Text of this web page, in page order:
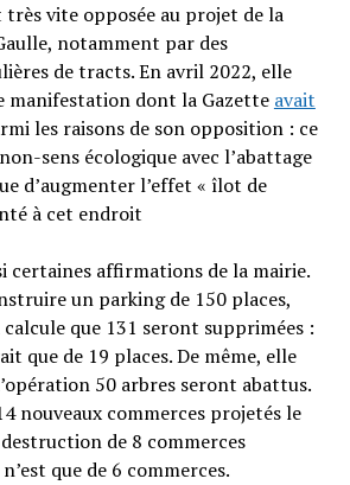
très vite opposée au projet de la
notamment par des
de tracts. En avril 2022, elle
manifestation dont la Gazette avait
les raisons de son opposition : ce
sens écologique avec l’abattage
d’augmenter l’effet « îlot de
à cet endroit
certaines affirmations de la mairie.
un parking de 150 places,
calcule que 131 seront supprimées :
que de 19 places. De même, elle
50 arbres seront abattus.
nouveaux commerces projetés le
de 8 commerces
que de 6 commerces.